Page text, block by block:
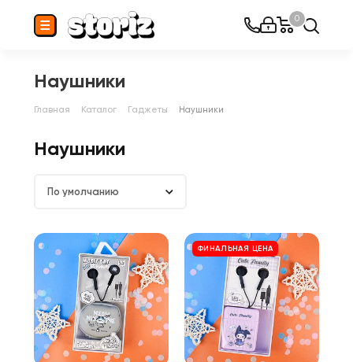
0
Наушники
Главная Каталог Гаджеты Наушники
Наушники
По умолчанию
ФИНАЛЬНАЯ ЦЕНА